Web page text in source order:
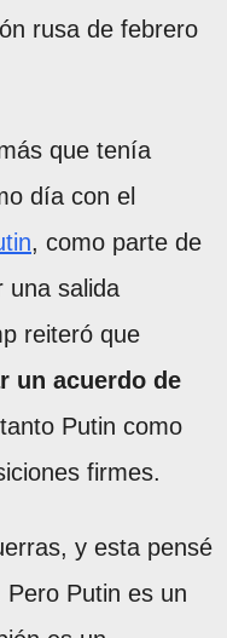
rusa de febrero
que tenía
día con el
, como parte de
una salida
reiteró que
un acuerdo de
Putin como
firmes.
y esta pensé
Putin es un